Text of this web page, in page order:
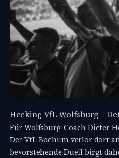
Hecking VfL Wolfsburg –
Für Wolfsburg-Coach Dieter
Der VfL Bochum verlor dort
bevorstehende Duell birgt